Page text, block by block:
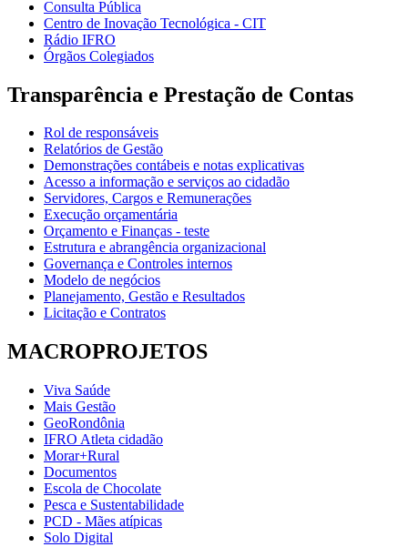
Consulta Pública
Centro de Inovação Tecnológica - CIT
Rádio IFRO
Órgãos Colegiados
Transparência e Prestação de Contas
Rol de responsáveis
Relatórios de Gestão
Demonstrações contábeis e notas explicativas
Acesso a informação e serviços ao cidadão
Servidores, Cargos e Remunerações
Execução orçamentária
Orçamento e Finanças - teste
Estrutura e abrangência organizacional
Governança e Controles internos
Modelo de negócios
Planejamento, Gestão e Resultados
Licitação e Contratos
MACROPROJETOS
Viva Saúde
Mais Gestão
GeoRondônia
IFRO Atleta cidadão
Morar+Rural
Documentos
Escola de Chocolate
Pesca e Sustentabilidade
PCD - Mães atípicas
Solo Digital